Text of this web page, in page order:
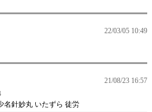
22/03/05 10:49
21/08/23 16:57
名針妙丸 いたずら 徒労